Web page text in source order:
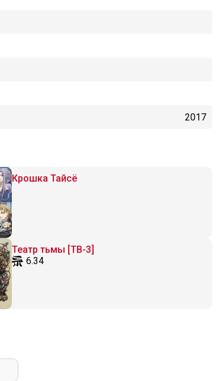
2017
Крошка Тайсё
Театр тьмы [ТВ-3]
6.34